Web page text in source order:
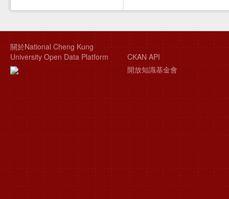
關於National Cheng Kung
University Open Data Platform
CKAN API
開放知識基金會